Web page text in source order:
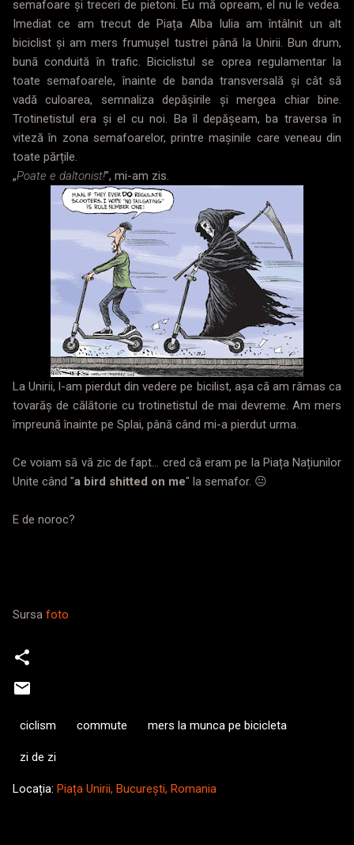
semafoare și treceri de pietoni. Eu mă opream, el nu le vedea.
Imediat ce am trecut de Piața Alba Iulia am întâlnit un alt
biciclist și am mers frumușel tustrei până la Unirii. Bun drum,
bună conduită în trafic. Biciclistul se oprea regulamentar la
toate semafoarele, înainte de banda transversală și cât să
vadă culoarea, semnaliza depășirile și mergea chiar bine.
Trotinetistul era și el cu noi. Ba îl depășeam, ba traversa în
viteză în zona semafoarelor, printre mașinile care veneau din
toate părțile.
„Poate e daltonist!”, mi-am zis.
La Unirii, l-am pierdut din vedere pe bicilist, așa că am rămas ca
tovarăș de călătorie cu trotinetistul de mai devreme. Am mers
împreună înainte pe Splai, până când mi-a pierdut urma.
Ce voiam să vă zic de fapt... cred că eram pe la Piața Națiunilor
Unite când "a bird shitted on me" la semafor. 😐
E de noroc?
Sursa foto
ciclism commute mers la munca pe bicicleta
zi de zi
Locația: Piața Unirii, București, Romania